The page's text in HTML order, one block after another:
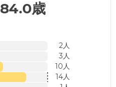
84.0歳
2人
3人
10人
14人